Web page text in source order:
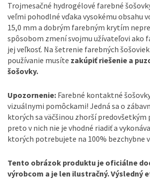
Trojmesačné hydrogélové farebné
veľmi pohodlné vďaka vysokému obsahu
15,0 mm a dobrým farebným krytím
spôsobom zmení svojmu užívateľovi ako
jej veľkosť. Na šetrenie farebných
používanie musíte zakúpiť riešenie a
šošovky.
Upozornenie: Farebné kontaktné
vizuálnymi pomôckami! Jedná sa o
ktorých sa väčšinou zhorší predovšetkým
preto v nich nie je vhodné riadiť a
ktorých potrebujete na 100% bezchybne
Tento obrázok produktu je oficiálne
výrobcom a je len ilustračný. Výsledný